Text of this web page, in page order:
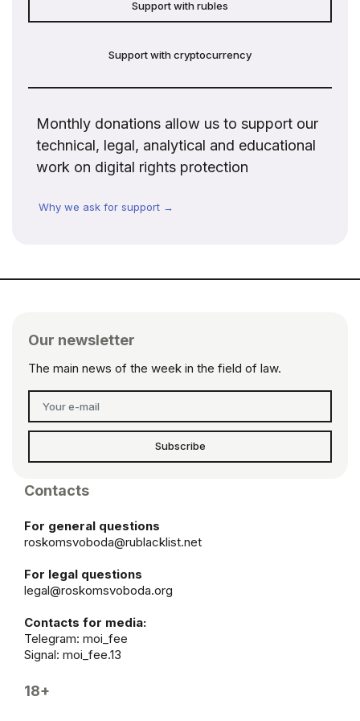
Support with rubles
Support with cryptocurrency
Monthly donations allow us to support our
technical, legal, analytical and educational
work on digital rights protection
Why we ask for support →
Our newsletter
The main news of the week in the field of law.
Subscribe
Contacts
For general questions
roskomsvoboda@rublacklist.net
For legal questions
legal@roskomsvoboda.org
Contacts for media:
Telegram: moi_fee
Signal: moi_fee.13
18+